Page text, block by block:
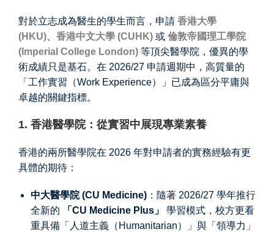
對於立志成為醫生的學生而言，申請 香港大學
(HKU)
香港中文大學 (CUHK) 或 倫敦帝國理工學院
(Imperial College London) 等頂尖醫學院，優異的學
術成績只是基石。在 2026/27 申請週期中，高質量的
「工作實習（Work Experience）」已成為區分平庸與
卓越的關鍵指標。
1. 香港醫學院：從實習中展現專業素養
香港的兩所醫學院在 2026 年對申請者的實務經驗有更
具體的期待：
中大醫學院 (CU Medicine) ：隨著 2026/27 學年推行
全新的
「CU Medicine Plus」
學習模式，校方更看
重具備「人道主義（Humanitarian）」與「領導力」